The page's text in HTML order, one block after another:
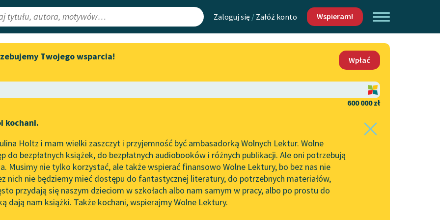
Zaloguj się / Załóż konto Wspieram!
Lektury
redakcyjne
Aktualności
Spotkanie z Katarzyną Tunkiel
do słuchania na Wolnych
Lekturach
Nowy audiobook – „Marzenie
o Oriencie” Sophie Elkan
Kolekcja Nadwyraz.com x
Wolne Lektury – idealna na
Mapa Wolnych Lektur
Leśmianator
API
OAI-PMH
Widget Wolnych Lektur
Kontakt
O projekcie
Zasady wykorzystania
Wolnych Lektur
Logotypy
Materiały promocyjne
Twojego wsparcia!
Wpłać
600 000 zł
kochani.
Holtz i mam wielki zaszczyt i przyjemność być ambasadorką Wolnych Lektur. Wolne
do bezpłatnych książek, do bezpłatnych audiobooków i różnych publikacji. Ale oni potrzebują
Musimy nie tylko korzystać, ale także wspierać finansowo Wolne Lektury, bo bez nas nie
nich nie będziemy mieć dostępu do fantastycznej literatury, do potrzebnych materiałów,
przydają się naszym dzieciom w szkołach albo nam samym w pracy, albo po prostu do
dają nam książki. Także kochani, wspierajmy Wolne Lektury.
Panna z mokrą głową